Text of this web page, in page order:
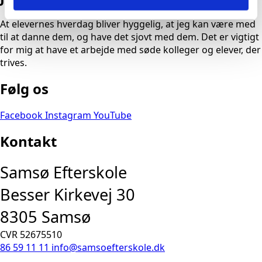
At elevernes hverdag bliver hyggelig, at jeg kan være med
til at danne dem, og have det sjovt med dem. Det er vigtigt
for mig at have et arbejde med søde kolleger og elever, der
trives.
Følg os
FacebookInstagram YouTube
Kontakt
Samsø Efterskole
Besser Kirkevej 30
8305 Samsø
CVR 52675510
86 59 11 11 info@samsoefterskole.dk